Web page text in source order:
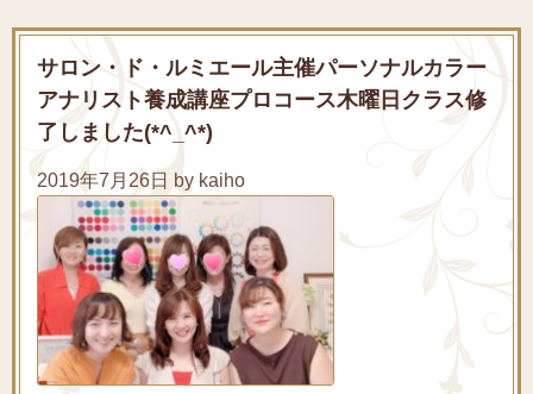
サロン・ド・ルミエール主催パーソナルカラー
アナリスト養成講座プロコース木曜日クラス修
了しました(*^_^*)
2019年7月26日 by kaiho